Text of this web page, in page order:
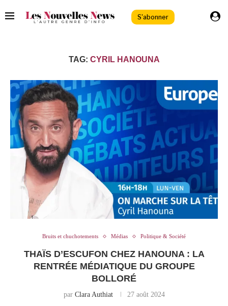
S'abonner
TAG: CYRIL HANOUNA
Bruits et chuchotements Médias Politique & Société
THAÏS D’ESCUFON CHEZ HANOUNA : LA
RENTRÉE MÉDIATIQUE DU GROUPE
BOLLORÉ
par Clara Authiat 27 août 2024